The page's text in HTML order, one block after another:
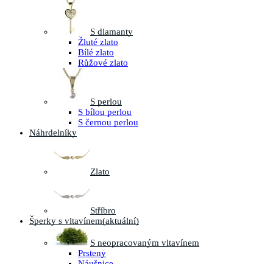
S diamanty
Žluté zlato
Bílé zlato
Růžové zlato
S perlou
S bílou perlou
S černou perlou
Náhrdelníky
Zlato
Stříbro
Šperky s vltavínem(aktuální)
S neopracovaným vltavínem
Prsteny